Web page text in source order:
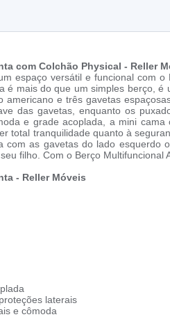
com Colchão Physical - Reller
espaço versátil e funcional com
é mais do que um simples berço,
e três gavetas
das gavetas, enquanto os
e grade acoplada, a mini
total tranquilidade quanto à
com as gavetas do lado
filho. Com o Berço
- Reller Móveis
laterais
e cômoda